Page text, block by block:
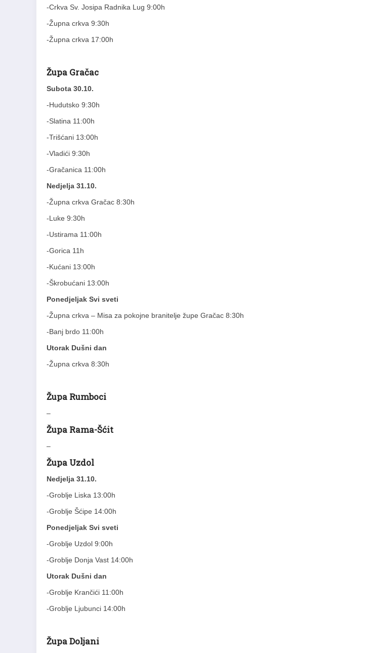
-Crkva Sv. Josipa Radnika Lug 9:00h
-Župna crkva 9:30h
-Župna crkva 17:00h
Župa Gračac
Subota 30.10.
-Hudutsko 9:30h
-Slatina 11:00h
-Trišćani 13:00h
-Vladići 9:30h
-Gračanica 11:00h
Nedjelja 31.10.
-Župna crkva Gračac 8:30h
-Luke 9:30h
-Ustirama 11:00h
-Gorica 11h
-Kućani 13:00h
-Škrobućani 13:00h
Ponedjeljak Svi sveti
-Župna crkva – Misa za pokojne branitelje župe Gračac 8:30h
-Banj brdo 11:00h
Utorak Dušni dan
-Župna crkva 8:30h
Župa Rumboci
–
Župa Rama-Šćit
–
Župa Uzdol
Nedjelja 31.10.
-Groblje Liska 13:00h
-Groblje Šćipe 14:00h
Ponedjeljak Svi sveti
-Groblje Uzdol 9:00h
-Groblje Donja Vast 14:00h
Utorak Dušni dan
-Groblje Krančići 11:00h
-Groblje Ljubunci 14:00h
Župa Doljani